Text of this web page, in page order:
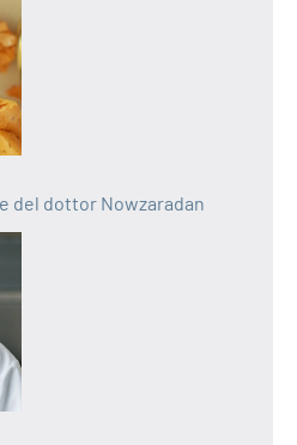
del dottor Nowzaradan